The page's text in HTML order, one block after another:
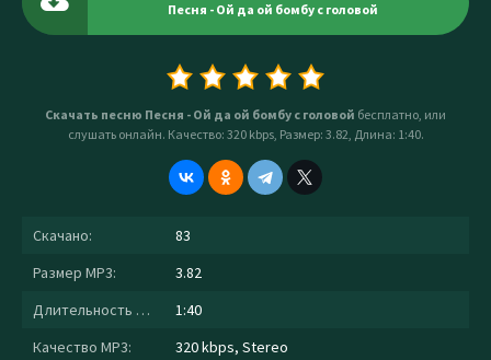
Песня - Ой да ой бомбу с головой
Скачать песню Песня - Ой да ой бомбу с головой бесплатно, или
слушать онлайн. Качество: 320 kbps, Размер: 3.82, Длина: 1:40.
Скачано:
83
Размер MP3:
3.82
Длительность MP3:
1:40
Качество MP3:
320 kbps, Stereo